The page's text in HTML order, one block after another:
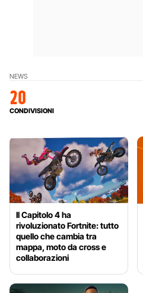
NEWS
20
CONDIVISIONI
Il Capitolo 4 ha
rivoluzionato Fortnite: tutto
quello che cambia tra
mappa, moto da cross e
collaborazioni